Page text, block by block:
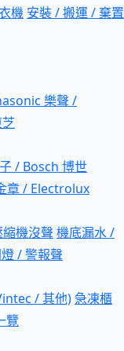
機 安裝 / 搬運 / 棄置
樂聲 /
/ Bosch 博世
章 / Electrolux
機沒聲 機底漏水 /
/ 警報聲
/ 其他)急凍櫃
覽